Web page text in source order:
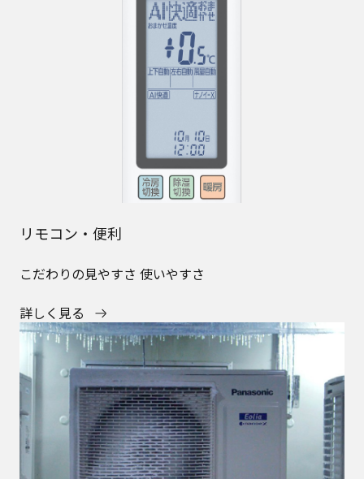
リモコン・便利
こだわりの見やすさ 使いやすさ
詳しく見る